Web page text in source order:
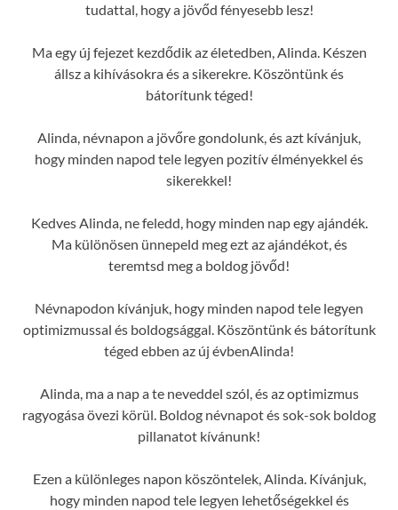
tudattal, hogy a jövőd fényesebb lesz!
Ma egy új fejezet kezdődik az életedben, Alinda. Készen
állsz a kihívásokra és a sikerekre. Köszöntünk és
bátorítunk téged!
Alinda, névnapon a jövőre gondolunk, és azt kívánjuk,
hogy minden napod tele legyen pozitív élményekkel és
sikerekkel!
Kedves Alinda, ne feledd, hogy minden nap egy ajándék.
Ma különösen ünnepeld meg ezt az ajándékot, és
teremtsd meg a boldog jövőd!
Névnapodon kívánjuk, hogy minden napod tele legyen
optimizmussal és boldogsággal. Köszöntünk és bátorítunk
téged ebben az új évbenAlinda!
Alinda, ma a nap a te neveddel szól, és az optimizmus
ragyogása övezi körül. Boldog névnapot és sok-sok boldog
pillanatot kívánunk!
Ezen a különleges napon köszöntelek, Alinda. Kívánjuk,
hogy minden napod tele legyen lehetőségekkel és